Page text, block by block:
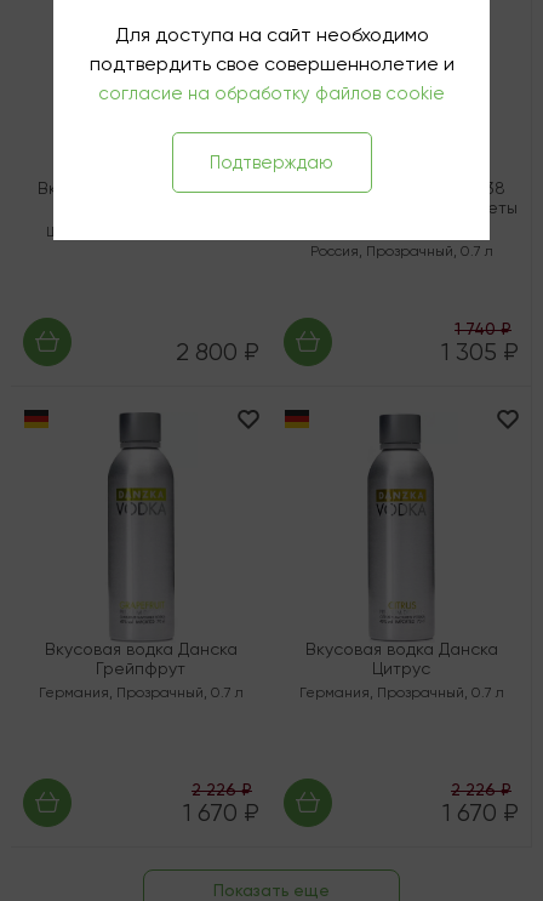
Вкусовая водка Абсолют
Швеция
2 800 ₽
Вкусовая водка ЛАБ №38
Чёрная Смородина - Цветы
Россия, Прозрачный, 0.7 л
1 740 ₽
1 305 ₽
Вкусовая водка Данска
Грейпфрут
Германия, Прозрачный, 0.7 л
2 226 ₽
1 670 ₽
Вкусовая водка Данска
Цитрус
Германия, Прозрачный, 0.7 л
2 226 ₽
1 670 ₽
Показать еще
Для доступа на сайт необходимо
подтвердить свое совершеннолетие и
согласие на обработку файлов cookie
Подтверждаю